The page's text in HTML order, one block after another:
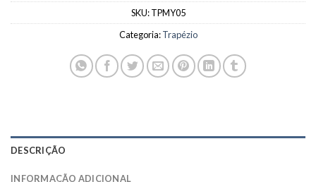
SKU:TPMY05
Categoria:Trapézio
DESCRIÇÃO
INFORMAÇÃO ADICIONAL